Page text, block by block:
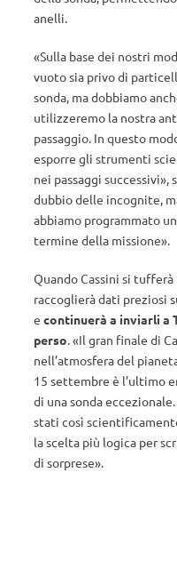
anelli.
«Sulla base dei nostri
vuoto sia privo di
sonda, ma dobbiamo
utilizzeremo la nostra
passaggio. In questo
esporre gli strumenti
nei passaggi successivi»,
dubbio delle incognite,
abbiamo programmato
termine della missione».
Quando Cassini si
raccoglierà dati preziosi
e continuerà a inviarli a
perso. «Il gran finale di
nell’atmosfera del
15 settembre è l’ultimo
di una sonda
stati così
la scelta più logica per
di sorprese».